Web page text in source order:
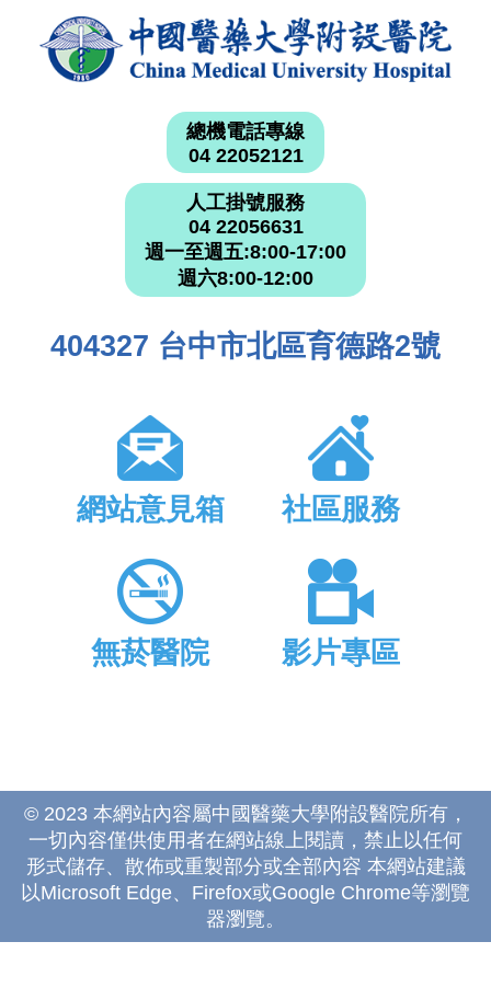
總機電話專線
04 22052121
人工掛號服務
04 22056631
週一至週五:8:00-17:00
週六8:00-12:00
404327 台中市北區育德路2號
網站意見箱 社區服務
無菸醫院 影片專區
© 2023 本網站內容屬中國醫藥大學附設醫院所有，
一切內容僅供使用者在網站線上閱讀，禁止以任何
形式儲存、散佈或重製部分或全部內容 本網站建議
以Microsoft Edge、Firefox或Google Chrome等瀏覽
器瀏覽。